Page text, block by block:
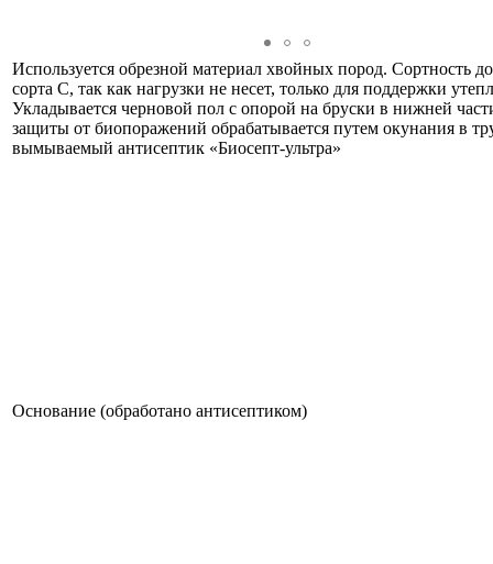
Используется обрезной материал хвойных пород. Сортность
сорта С, так как нагрузки не несет, только для поддержки
Укладывается черновой пол с опорой на бруски в нижней
защиты от биопоражений обрабатывается путем окунания в
вымываемый антисептик «Биосепт-ультра»
Основание (обработано антисептиком)